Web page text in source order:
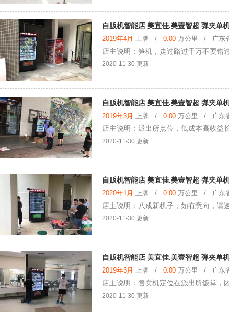
自贩机智能店 美宜佳.美壹智超 弹夹单
2019年4月 上牌 / 0.00 万公里 / 广东省
店主说明：笋机，走过路过千万不要错
2020-11-30 更新
自贩机智能店 美宜佳.美壹智超 弹夹单
2019年3月 上牌 / 0.00 万公里 / 广东省
店主说明：派出所点位，低成本高收益
2020-11-30 更新
自贩机智能店 美宜佳.美壹智超 弹夹单
2020年1月 上牌 / 0.00 万公里 / 广东省
店主说明：八成新机子，如有意向，请
2020-11-30 更新
自贩机智能店 美宜佳.美壹智超 弹夹单
2019年3月 上牌 / 0.00 万公里 / 广东省
店主说明：售卖机定位在派出所饭堂，
2020-11-30 更新